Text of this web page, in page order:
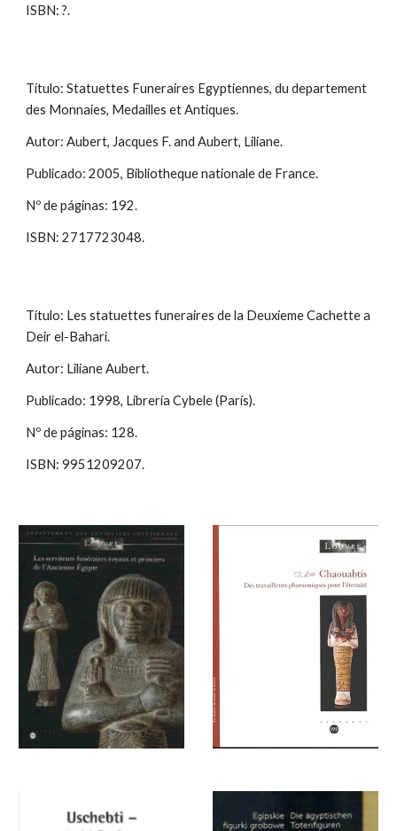
ISBN: ?.
Título: Statuettes Funeraires Egyptiennes, du departement
des Monnaies, Medailles et Antiques.
Autor: Aubert, Jacques F. and Aubert, Liliane.
Publicado: 2005, Bibliotheque nationale de France.
Nº de páginas: 192.
ISBN: 2717723048.
Título: Les statuettes funeraires de la Deuxieme Cachette a
Deir el-Bahari.
Autor: Liliane Aubert.
Publicado: 1998, Librería Cybele (París).
Nº de páginas: 128.
ISBN: 9951209207.